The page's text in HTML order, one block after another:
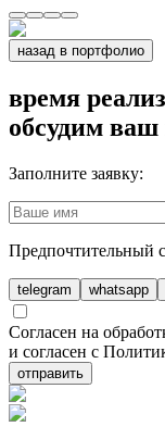
назад в портфолио
время
обсудим ваш
Заполните заявку:
Предпочтительный
telegram whatsapp
Согласен на
и согласен с
отправить